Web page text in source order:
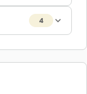
4